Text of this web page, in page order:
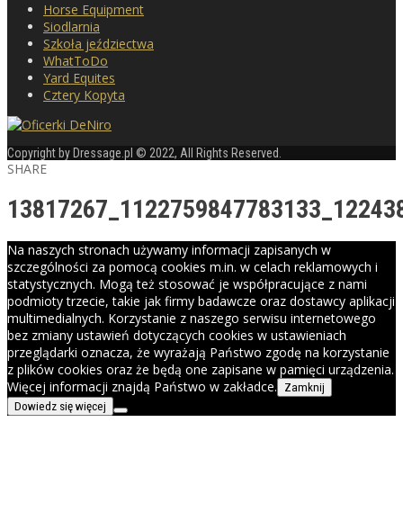
Horse Equipment
Siodlarnia
Szkoła jeździectwa
WhatToDo
Yard Equites
Cztery Kopyta
Copyright by Dressage.pl © 2022, All Rights Reserved.
SHARE
Na naszych stronach używamy informacji zapisanych w
szczególności za pomocą cookies m.in. w celach reklamowych i
statystycznych. Mogą też stosować je współpracujące z nami
podmioty trzecie, takie jak firmy badawcze oraz dostawcy aplikacji
multimedialnych. Korzystanie z naszego serwisu internetowego
bez zmiany ustawień dotyczących cookies w ustawieniach
przeglądarki oznacza, że wyrażają Państwo zgodę na korzystanie
z plików cookies oraz że będą one zapisane w pamięci urządzenia.
Więcej informacji znajdą Państwo w zakładce.
Zamknij
Dowiedz się więcej